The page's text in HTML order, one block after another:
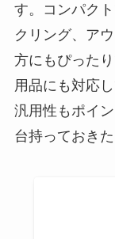
す。コンパク
クリング、ア
方にもぴった
用品にも対応
汎用性もポイ
台持っておき